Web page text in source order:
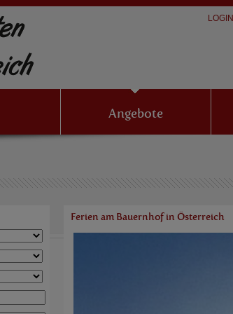
LOGIN
Angebote
Ferien am Bauernhof in Österreich